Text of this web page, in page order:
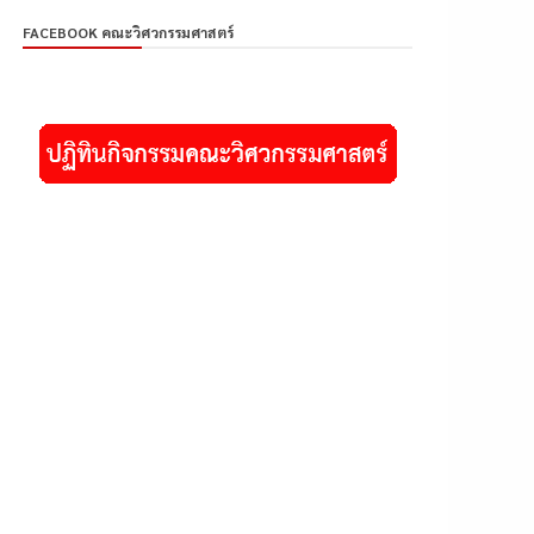
FACEBOOK คณะวิศวกรรมศาสตร์